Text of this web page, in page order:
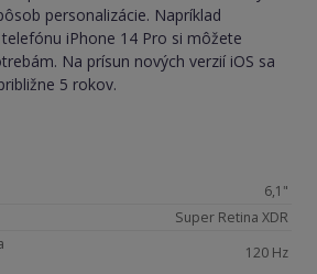
6,1"
Super Retina XDR
120 Hz
personalizácie. Napríklad
iPhone 14 Pro si môžete
Na prísun nových verzií iOS sa
5 rokov.